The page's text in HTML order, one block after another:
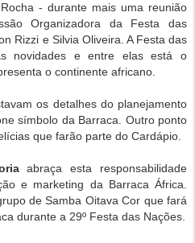
- durante mais uma reunião
Organizadora da Festa das
Rizzi e Silvia Oliveira. A Festa das
novidades e entre elas está o
o continente africano.
os detalhes do planejamento
símbolo da Barraca. Outro ponto
que farão parte do Cardápio.
abraça esta responsabilidade
e marketing da Barraca África.
de Samba Oitava Cor que fará
durante a 29º Festa das Nações.